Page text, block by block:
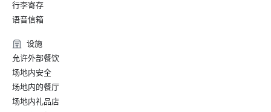
行李寄存
语音信箱
设施
允许外部餐饮
场地内安全
场地内的餐厅
场地内礼品店